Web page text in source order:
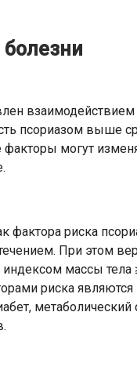
псориазом выше
факторы могут
фактора риска
При этом
массы
риска